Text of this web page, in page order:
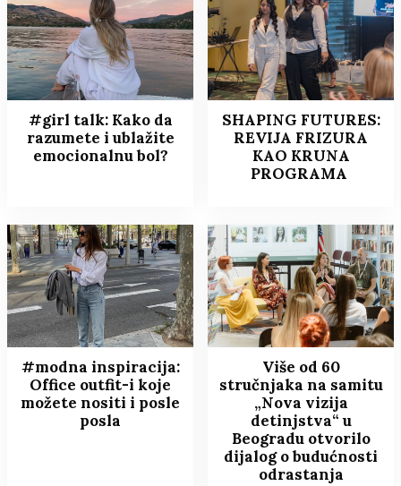
#girl talk: Kako da
razumete i ublažite
emocionalnu bol?
SHAPING FUTURES:
REVIJA FRIZURA
KAO KRUNA
PROGRAMA
#modna inspiracija:
Office outfit-i koje
možete nositi i posle
posla
Više od 60
stručnjaka na samitu
„Nova vizija
detinjstva“ u
Beogradu otvorilo
dijalog o budućnosti
odrastanja